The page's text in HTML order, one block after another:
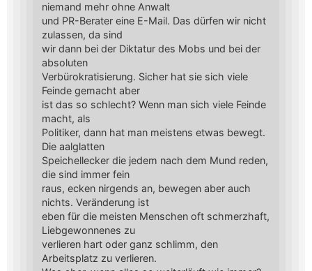
niemand mehr ohne Anwalt
und PR-Berater eine E-Mail. Das dürfen wir nicht
zulassen, da sind
wir dann bei der Diktatur des Mobs und bei der
absoluten
Verbürokratisierung. Sicher hat sie sich viele
Feinde gemacht aber
ist das so schlecht? Wenn man sich viele Feinde
macht, als
Politiker, dann hat man meistens etwas bewegt.
Die aalglatten
Speichellecker die jedem nach dem Mund reden,
die sind immer fein
raus, ecken nirgends an, bewegen aber auch
nichts. Veränderung ist
eben für die meisten Menschen oft schmerzhaft,
Liebgewonnenes zu
verlieren hart oder ganz schlimm, den
Arbeitsplatz zu verlieren.